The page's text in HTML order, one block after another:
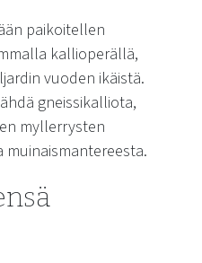
paikoitellen
kallioperällä,
vuoden ikäistä.
gneissikalliota,
myllerrysten
muinaismantereesta.